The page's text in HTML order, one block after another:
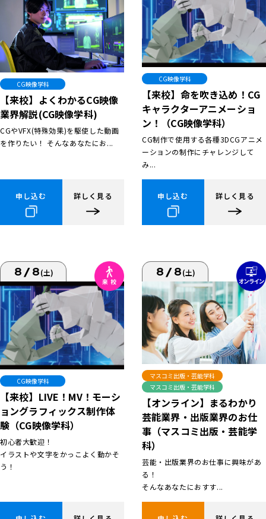
CG映像学科
【来校】よくわかるCG映像
業界解説(CG映像学科)
CGやVFX(特殊効果)を駆使した動画
を作りたい！ そんなあなたにお...
申し込む 詳しく見る
CG映像学科
【来校】命を吹き込め！CG
キャラクターアニメーショ
ン！（CG映像学科）
CG制作で使用する各種3DCGアニメ
ーションの制作にチャレンジして
み...
申し込む 詳しく見る
8/8(土)
CG映像学科
【来校】LIVE！MV！モーシ
ョングラフィックス制作体
験（CG映像学科）
初心者大歓迎！
イラストや文字をかっこよく動かそ
う！
8/8(土)
マスコミ出版・芸能学科
マスコミ出版・芸能学科
【オンライン】まるわかり
芸能業界・出版業界のお仕
事（マスコミ出版・芸能学
科）
芸能・出版業界のお仕事に興味があ
る！
そんなあなたにおすす...